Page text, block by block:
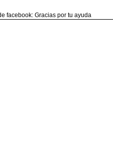
facebook: Gracias por tu ayuda